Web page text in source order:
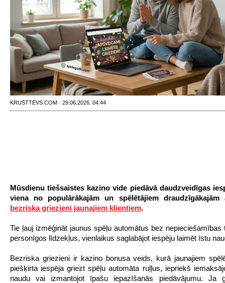
KRUSTTEVS.COM · 29.06.2026. 04:44
Mūsdienu tiešsaistes kazino vide piedāvā daudzveidīgas
viena no populārākajām un spēlētājiem draudzīgākajām
bezriska griezieni jaunajiem klientiem.
Tie ļauj izmēģināt jaunus spēļu automātus bez nepieciešamības
personīgos līdzekļus, vienlaikus saglabājot iespēju laimēt īstu
Bezriska griezieni ir kazino bonusa veids, kurā jaunajiem
piešķirta iespēja griezt spēļu automāta ruļļus, iepriekš
naudu vai izmantojot īpašu iepazīšanās piedāvājumu. Ja